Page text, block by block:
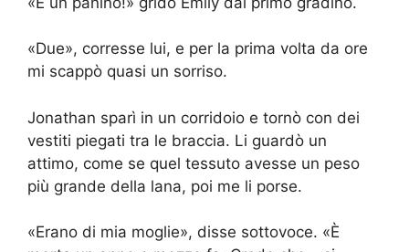
«Due», corresse lui, e per la prima volta da ore
mi scappò quasi un sorriso.
Jonathan sparì in un corridoio e tornò con dei
vestiti piegati tra le braccia. Li guardò un
attimo, come se quel tessuto avesse un peso
più grande della lana, poi me li porse.
«Erano di mia moglie», disse sottovoce. «È